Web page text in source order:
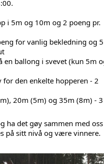
i 5m og 10m og 2 poeng pr.
for vanlig bekledning og 5
en ballong i svevet (kun 5m
for den enkelte hopperen - 2
20m (5m) og 35m (8m) - 3
ha det gøy sammen med
på sitt nivå og være vinnere.